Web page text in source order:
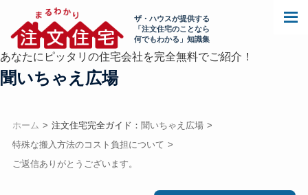
ザ・ハウスが提供する
「注文住宅のことなら
何でもわかる」知識集
あなたにピッタリの住宅会社を完全無料でご紹介！
聞いちゃえ広場
ホーム 注文住宅完全ガイド： 聞いちゃえ広場
特殊な搬入方法のコスト負担について
ご返信ありがとうございます。